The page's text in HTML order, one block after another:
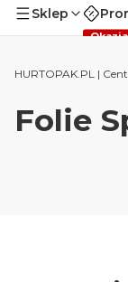
Sklep
HURTOPAK.PL |
Folie